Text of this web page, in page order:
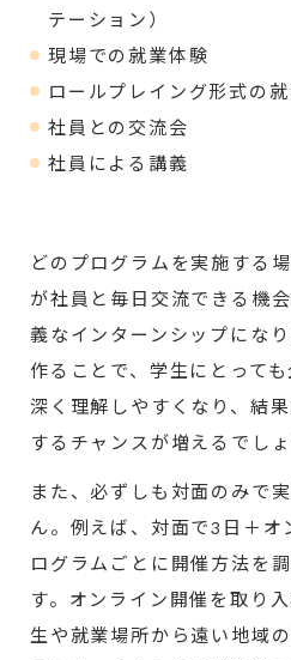
テーション）
現場での就業体験
ロールプレイング形式の
社員との交流会
社員による講義
どのプログラムを実施する
が社員と毎日交流できる機
義なインターンシップにな
作ることで、学生にとって
深く理解しやすくなり、結
するチャンスが増えるでしょ
また、必ずしも対面のみで
ん。例えば、対面で3日＋オ
ログラムごとに開催方法を
す。オンライン開催を取り
生や就業場所から遠い地域